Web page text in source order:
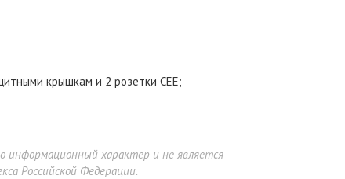
крышкам и 2 розетки CEE;
информационный характер и не является
Российской Федерации.